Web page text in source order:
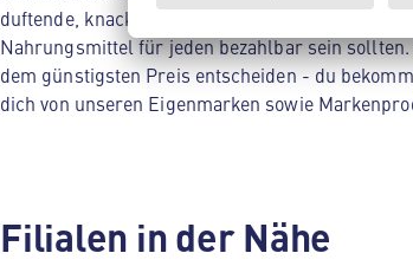
duftende, knackige Backwaren oder täglich
Nahrungsmittel für jeden bezahlbar sein
dem günstigsten Preis entscheiden - du
dich von unseren Eigenmarken sowie
Filialen in der Nähe